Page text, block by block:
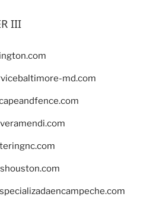
III
md.com